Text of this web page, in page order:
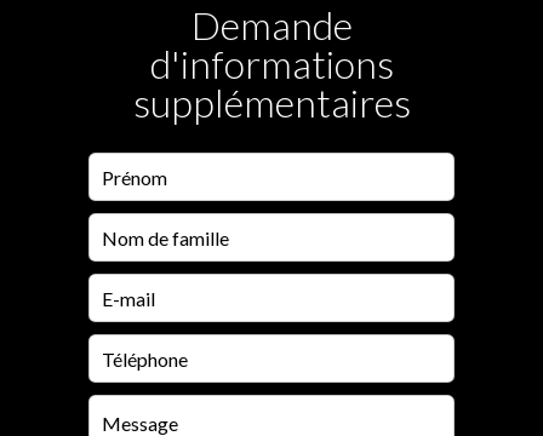
Demande
d'informations
supplémentaires